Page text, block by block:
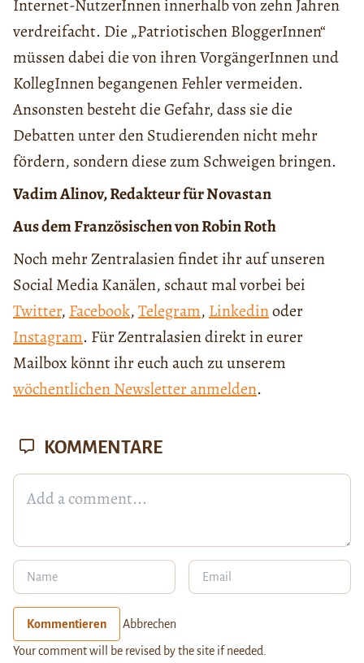
Internet-NutzerInnen innerhalb von zehn Jahren
verdreifacht. Die „Patriotischen BloggerInnen“
müssen dabei die von ihren VorgängerInnen und
KollegInnen begangenen Fehler vermeiden.
Ansonsten besteht die Gefahr, dass sie die
Debatten unter den Studierenden nicht mehr
fördern, sondern diese zum Schweigen bringen.
Vadim Alinov, Redakteur für Novastan
Aus dem Französischen von Robin Roth
Noch mehr Zentralasien findet ihr auf unseren
Social Media Kanälen, schaut mal vorbei bei
Twitter, Facebook,Telegram, Linkedinoder
Instagram. Für Zentralasien direkt in eurer
Mailbox könnt ihr euch auch zu unserem
wöchentlichen Newsletter anmelden.
KOMMENTARE
Kommentieren Abbrechen
Your comment will be revised by the site if needed.